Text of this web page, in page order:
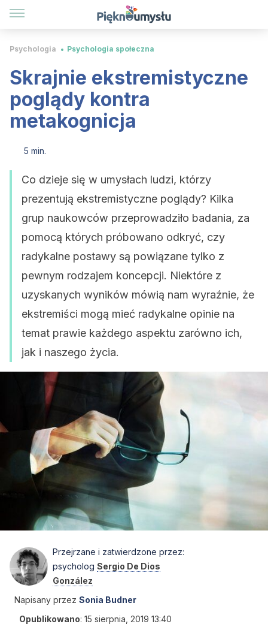
Psychologia Psychologia społeczna
Skrajnie ekstremistyczne
poglądy kontra
metakognicja
5 min.
Co dzieje się w umysłach ludzi, którzy
prezentują ekstremistyczne poglądy? Kilka
grup naukowców przeprowadziło badania, za
pomocą których próbowano odkryć, czy
radykalne postawy są powiązane tylko z
pewnym rodzajem koncepcji. Niektóre z
uzyskanych wyników mówią nam wyraźnie, że
ekstremiści mogą mieć radykalne opinie na
temat prawie każdego aspektu zarówno ich,
jak i naszego życia.
Przejrzane i zatwierdzone przez:
psycholog Sergio De Dios
González
Napisany przez Sonia Budner
Opublikowano: 15 sierpnia, 2019 13:40